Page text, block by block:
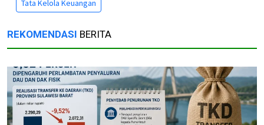
Tata Kelola Keuangan
REKOMENDASI BERITA